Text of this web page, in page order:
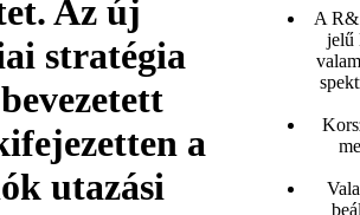
A
jelű
Az új
stratégia
a
utazási